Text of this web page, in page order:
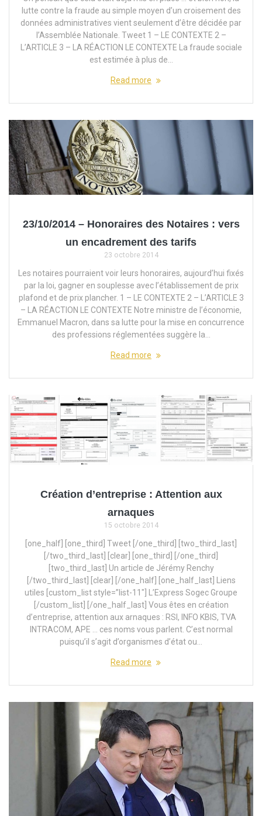
lutte contre la fraude au simple moyen d’un croisement des
données administratives vient seulement d’être décidée par
l’Assemblée Nationale. Tweet 1 – LE CONTEXTE 2 –
L’ARTICLE 3 – LA RÉACTION LE CONTEXTE La fraude sociale
est estimée à plus de…
Read more
23/10/2014 – Honoraires des Notaires : vers
un encadrement des tarifs
23 octobre 2014
Les notaires pourraient voir leurs honoraires, aujourd’hui fixés
par la loi, gagner en souplesse avec l’établissement de prix
plafond et de prix plancher. 1 – LE CONTEXTE 2 – L’ARTICLE 3
– LA RÉACTION LE CONTEXTE Notre ministre de l’économie,
Emmanuel Macron, dans sa lutte pour la mise en concurrence
des professions réglementées suggère la…
Read more
Création d’entreprise : Attention aux
arnaques
15 octobre 2014
[one_half] [one_third] Tweet [/one_third] [two_third_last]
[/two_third_last] [clear] [one_third] [/one_third]
[two_third_last] Un article de Jérémy Renchy
[/two_third_last] [clear] [/one_half] [one_half_last] Liens
utiles [custom_list style=”list-11″] L’Express Sogec Groupe
[/custom_list] [/one_half_last] Vous êtes en création
d’entreprise, attention aux arnaques : RSI, INFO KBIS, TVA
INTRACOM, APE … ces noms vous parlent. C’est normal
puisqu’il s’agit d’organismes d’état ou…
Read more